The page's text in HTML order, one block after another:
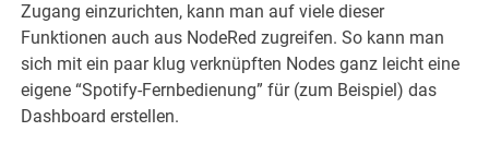
Zugang einzurichten, kann man auf viele dieser
Funktionen auch aus NodeRed zugreifen. So kann man
sich mit ein paar klug verknüpften Nodes ganz leicht eine
eigene “Spotify-Fernbedienung” für (zum Beispiel) das
Dashboard erstellen.